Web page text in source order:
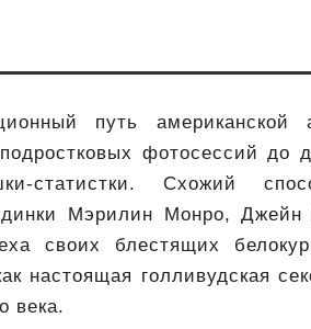
путь американской
фотосессий
статистки. Схожий
Мэрилин Монро,
своих блестящих
настоящая голливудская
века.